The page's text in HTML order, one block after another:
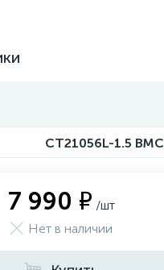
CT21056L-1.5 BMC
7 990 ₽ /шт
Нет в наличии